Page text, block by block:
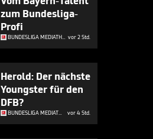
zum Bundesliga-
Profi
BUNDESLIGA MEDIATHEK HIGHLIGHTS vor 2 Std.
Herold: Der nächste
Youngster für den
DFB?
BUNDESLIGA MEDIATHEK HIGHLIGHTS vor 4 Std.